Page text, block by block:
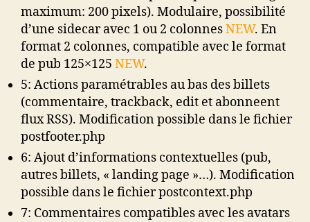
maximum: 200 pixels). Modulaire, possibilité
d’une sidecar avec 1 ou 2 colonnesNEW. En
format 2 colonnes, compatible avec le format
de pub 125×125 NEW.
5: Actions paramétrables au bas des billets
(commentaire, trackback, edit et abonneent
flux RSS). Modification possible dans le fichier
postfooter.php
6: Ajout d’informations contextuelles (pub,
autres billets, « landing page »…). Modification
possible dans le fichier postcontext.php
7: Commentaires compatibles avec les avatars